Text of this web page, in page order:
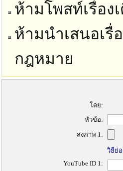
ห้ามโพสท์เรื่อง
ห้ามนำเสนอเรื่
กฎหมาย
โดย:
หัวข้อ:
ส่งภาพ 1:
วิธีย่อ
YouTube ID 1: